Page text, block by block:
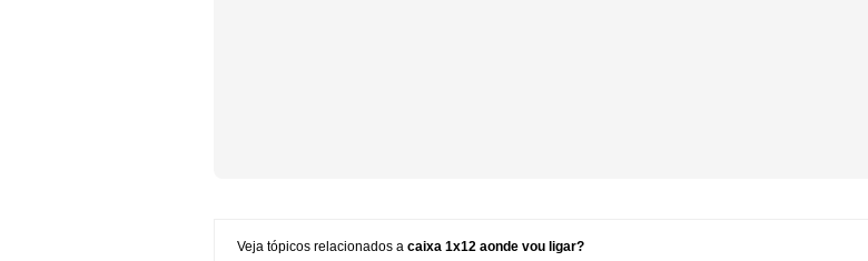
Veja tópicos relacionados a caixa 1x12 aonde vou ligar?